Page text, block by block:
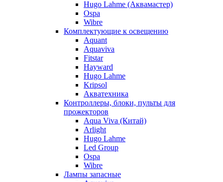
Hugo Lahme (Аквамастер)
Ospa
Wibre
Комплектующие к освещению
Aquant
Aquaviva
Fitstar
Hayward
Hugo Lahme
Kripsol
Акватехника
Контроллеры, блоки, пульты для
прожекторов
Aqua Viva (Китай)
Arlight
Hugo Lahme
Led Group
Ospa
Wibre
Лампы запасные